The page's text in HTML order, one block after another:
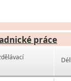
práce